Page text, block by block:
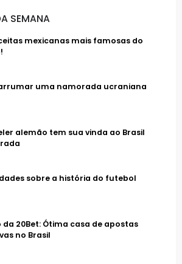
SEMANA
mexicanas mais famosas do
uma namorada ucraniana
alemão tem sua vinda ao Brasil
sobre a história do futebol
da 20Bet: Ótima casa de apostas
no Brasil